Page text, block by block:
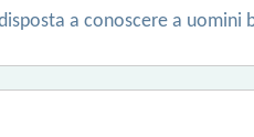
a conoscere a